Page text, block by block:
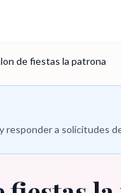
de fiestas la patrona
responder a solicitudes